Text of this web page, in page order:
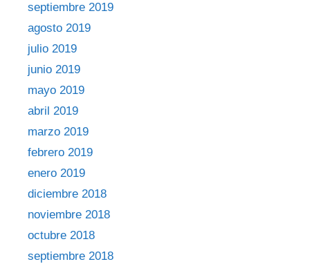
septiembre 2019
agosto 2019
julio 2019
junio 2019
mayo 2019
abril 2019
marzo 2019
febrero 2019
enero 2019
diciembre 2018
noviembre 2018
octubre 2018
septiembre 2018